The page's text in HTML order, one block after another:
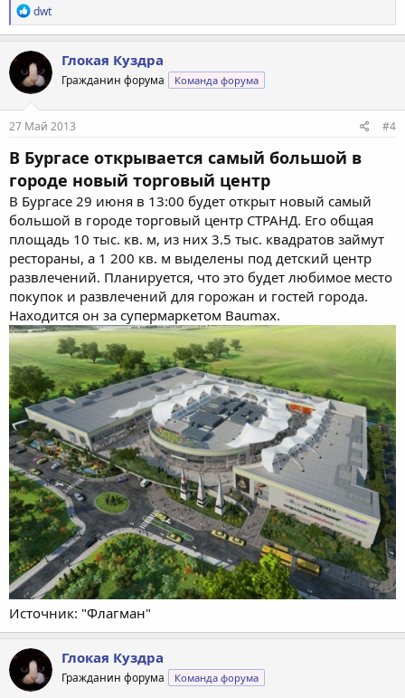
Р
е
а
к
ц
и
и
:
dwt
Глокая Куздра
Гражданин форума Команда форума
27 Май 2013 #4
В Бургасе открывается самый большой в
городе новый торговый центр
В Бургасе 29 июня в 13:00 будет открыт новый самый
большой в городе торговый центр СТРАНД. Его общая
площадь 10 тыс. кв. м, из них 3.5 тыс. квадратов займут
рестораны, а 1 200 кв. м выделены под детский центр
развлечений. Планируется, что это будет любимое место
покупок и развлечений для горожан и гостей города.
Находится он за супермаркетом Baumax.
Источник: "Флагман"
Глокая Куздра
Гражданин форума Команда форума